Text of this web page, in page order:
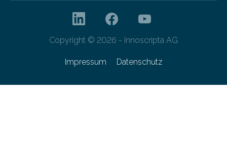
Copyright © 2026 - innoscripta AG
Impressum Datenschutz